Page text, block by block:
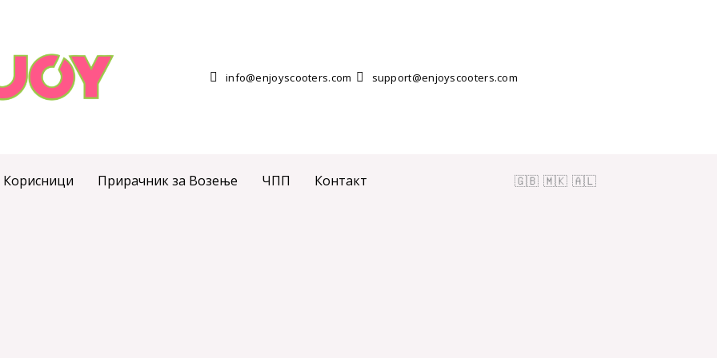
info@enjoyscooters.com support@enjoyscooters.com
Корисници Прирачник за Возење ЧПП Контакт 🇬🇧 🇲🇰 🇦🇱